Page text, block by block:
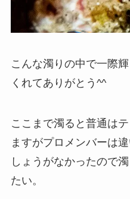
こんな濁りの中で一際
くれてありがとう^^
ここまで濁ると普通は
ますがプロメンバーは
しょうがなかったので
たい。